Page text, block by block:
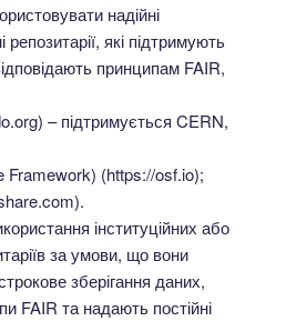
надійні
які підтримують
принципам FAIR,
– підтримується CERN,
Framework) (https://osf.io);
інституційних або
за умови, що вони
зберігання даних,
FAIR та надають постійні